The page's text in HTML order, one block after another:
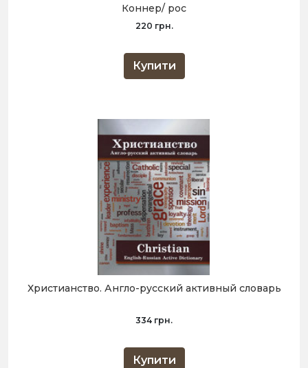
Коннер/ рос
220 грн.
Купити
Христианство. Англо-русский активный словарь
334 грн.
Купити